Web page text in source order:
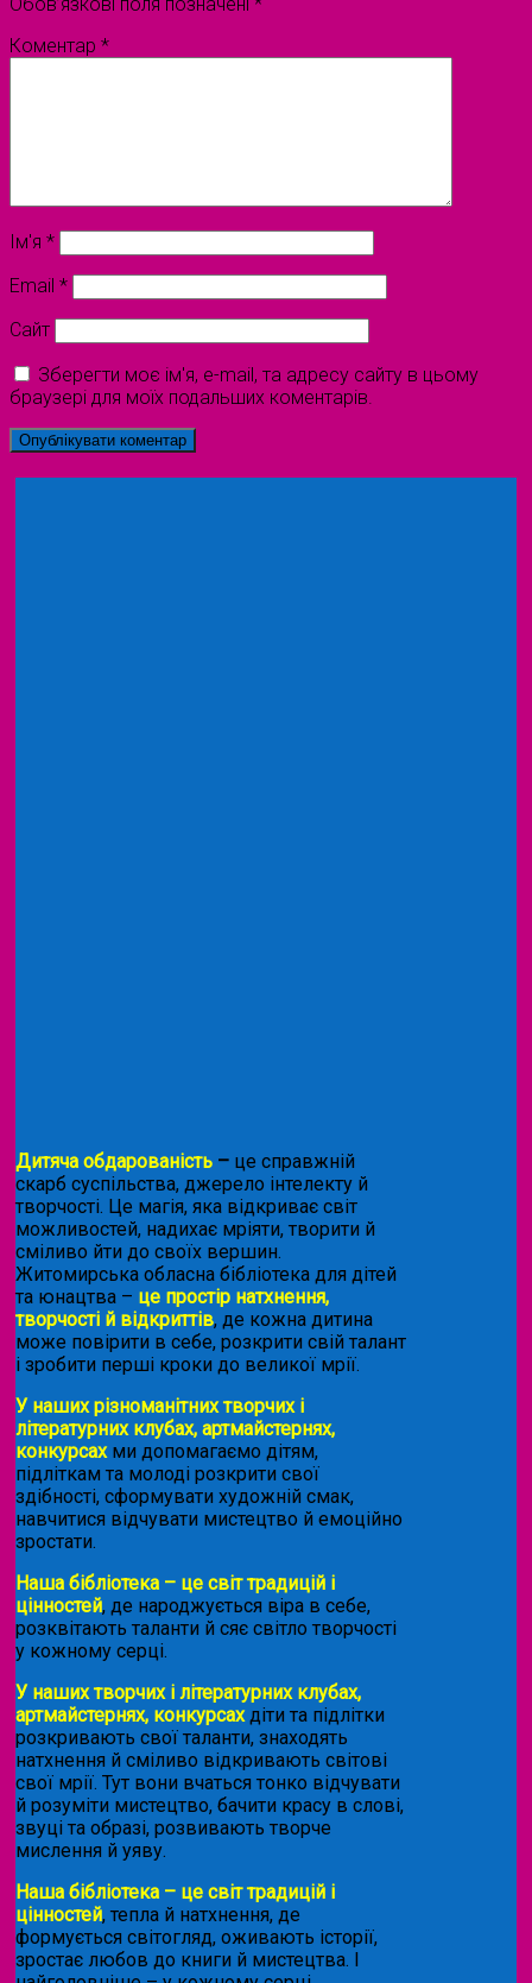
Коментар *
Ім'я *
Email *
Сайт
Зберегти моє ім'я, e-mail, та адресу сайту в цьому
браузері для моїх подальших коментарів.
Дитяча обдарованість – це справжній
скарб суспільства, джерело інтелекту й
творчості. Це магія, яка відкриває світ
можливостей, надихає мріяти, творити й
сміливо йти до своїх вершин.
Житомирська обласна бібліотека для дітей
та юнацтва – це простір натхнення,
творчості й відкриттів, де кожна дитина
може повірити в себе, розкрити свій талант
і зробити перші кроки до великої мрії.
У наших різноманітних творчих і
літературних клубах, артмайстернях,
конкурсахми допомагаємо дітям,
підліткам та молоді розкрити свої
здібності, сформувати художній смак,
навчитися відчувати мистецтво й емоційно
зростати.
Наша бібліотека – це світ традицій і
цінностей, де народжується віра в себе,
розквітають таланти й сяє світло творчості
у кожному серці.
У наших творчих і літературних клубах,
артмайстернях, конкурсахдіти та підлітки
розкривають свої таланти, знаходять
натхнення й сміливо відкривають світові
свої мрії. Тут вони вчаться тонко відчувати
й розуміти мистецтво, бачити красу в слові,
звуці та образі, розвивають творче
мислення й уяву.
Наша бібліотека – це світ традицій і
цінностей, тепла й натхнення, де
формується світогляд, оживають історії,
зростає любов до книги й мистецтва. І